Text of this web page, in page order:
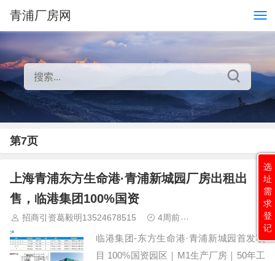
青浦厂房网
第7页
上海青浦东方生命港·青浦新城园厂房出租出
售，临港集团100%国资
招商引资葛毅明13524678515 4周前 青浦研发厂房出租
临港集团-东方生命港·青浦新城园首发项
目 100%国资园区｜M1生产厂房｜50年工
选
址
需
求
登
记